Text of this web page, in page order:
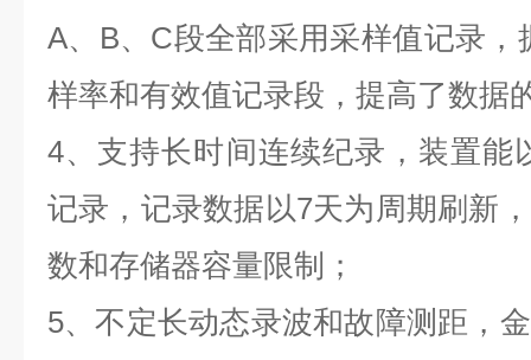
A、 B、 C段全部采用采样值记录，
样率和有效值记录段，提高了数据
4、支持长时间连续纪录，装置能
记录，记录数据以7天为周期刷新
数和存储器容量限制；
5、不定长动态录波和故障测距，